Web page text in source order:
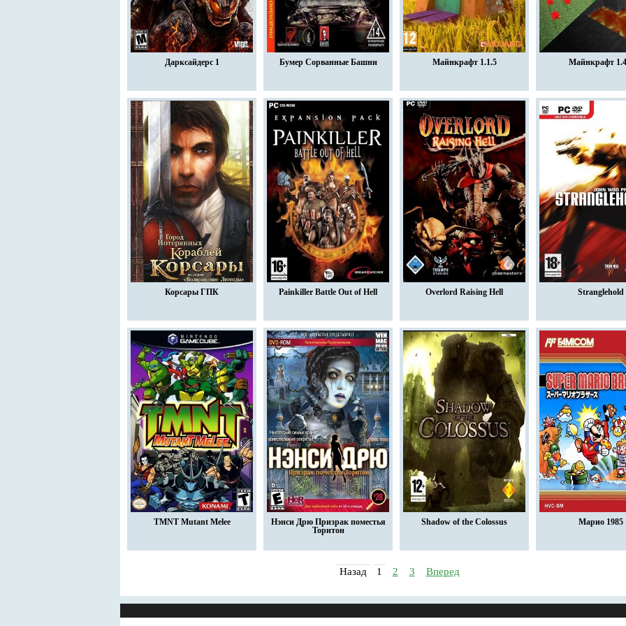
Дарксайдерс 1 Бумер Сорванные Башни Майнкрафт 1.1.5 Майнкрафт
Корсары ГПК Painkiller Battle Out of Hell Overlord Raising Hell Stranglehold
TMNT Mutant Melee
Нэнси Дрю Призрак поместья
Торнтон
Shadow of the Colossus Марио 1985
Назад 1 2 3 Вперед